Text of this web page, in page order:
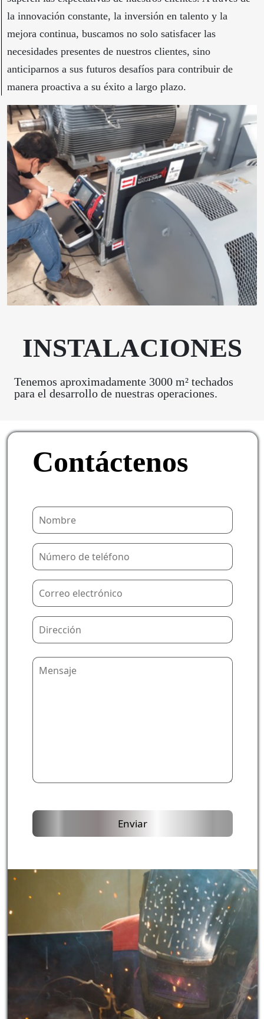
la innovación constante, la inversión en talento y la
mejora continua, buscamos no solo satisfacer las
necesidades presentes de nuestros clientes, sino
anticiparnos a sus futuros desafíos para contribuir de
manera proactiva a su éxito a largo plazo.
INSTALACIONES
Tenemos aproximadamente 3000 m² techados
para el desarrollo de nuestras operaciones.
Contáctenos
Enviar